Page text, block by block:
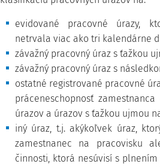
evidované pracovné úrazy,
netrvala viac ako tri kalendárne
závažný pracovný úraz s ťažkou
závažný pracovný úraz s
ostatné registrované pracovné
práceneschopnosť
úrazov a úrazov s ťažkou ujmou
iný úraz, t.j. akýkoľvek úraz,
zamestnanec na pracovisku
činnosti, ktorá nesúvisí s